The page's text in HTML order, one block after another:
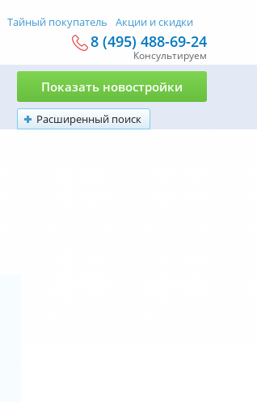
Тайный покупатель Акции и скидки
8 (495) 488-69-24
Консультируем
Расширенный поиск
Показать новостройки